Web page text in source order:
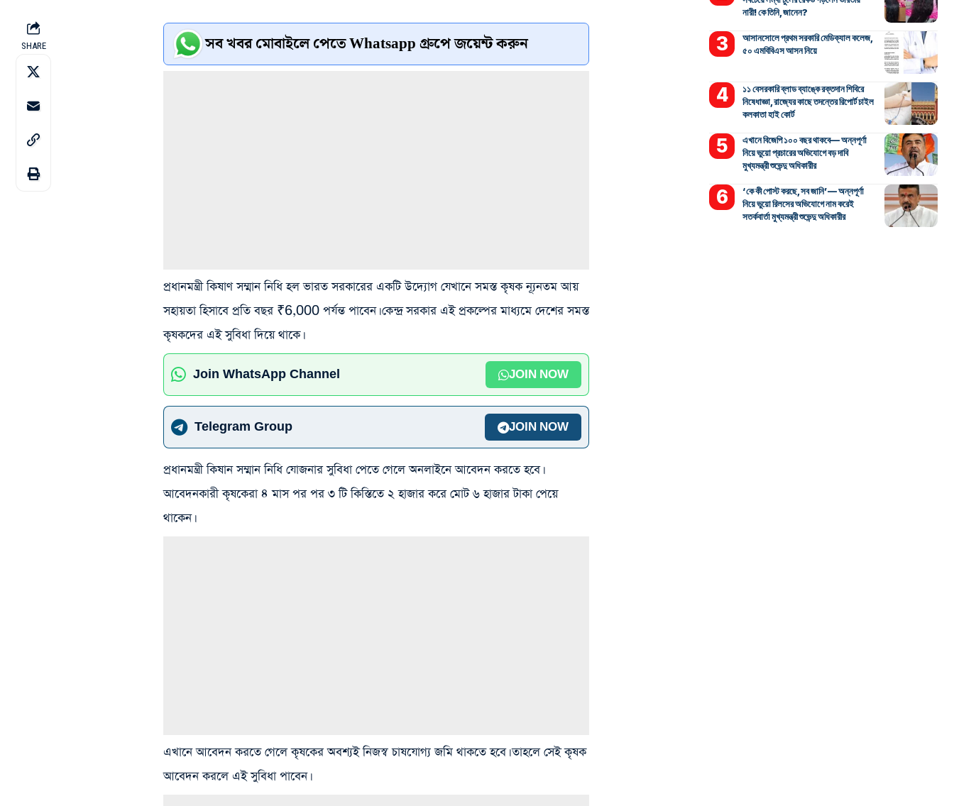
SHARE সব খবর মোবাইলে পেতে Whatsapp গ্রুপে জয়েন্ট করুন
প্রধানমন্ত্রী কিষাণ সম্মান নিধি হল ভারত সরকারের একটি উদ্যোগ যেখানে সমস্ত কৃষক ন্যূনতম আয়
সহায়তা হিসাবে প্রতি বছর ₹6,000 পর্যন্ত পাবেন। কেন্দ্র সরকার এই প্রকল্পের মাধ্যমে দেশের সমস্ত
কৃষকদের এই সুবিধা দিয়ে থাকে।
Join WhatsApp Channel JOIN NOW
Telegram Group JOIN NOW
প্রধানমন্ত্রী কিষান সম্মান নিধি যোজনার সুবিধা পেতে গেলে অনলাইনে আবেদন করতে হবে।
আবেদনকারী কৃষকেরা ৪ মাস পর পর ৩ টি কিস্তিতে ২ হাজার করে মোট ৬ হাজার টাকা পেয়ে
থাকেন।
এখানে আবেদন করতে গেলে কৃষকের অবশ্যই নিজস্ব চাষযোগ্য জমি থাকতে হবে। তাহলে সেই কৃষক
আবেদন করলে এই সুবিধা পাবেন।
নারী! কে তিনি, জানেন?
আসানসোলে প্রথম সরকারি মেডিক্যাল কলেজ,
৫০ এমবিবিএস আসন নিয়ে
১১ বেসরকারি ব্লাড ব্যাঙ্কে রক্তদান শিবিরে
নিষেধাজ্ঞা, রাজ্যের কাছে তদন্তের রিপোর্ট চাইল
কলকাতা হাই কোর্ট
এখানে বিজেপি ১০০ বছর থাকবে— অন্নপূর্ণা
নিয়ে ভুয়ো প্রচারের অভিযোগে বড় দাবি
মুখ্যমন্ত্রী শুভেন্দু অধিকারীর
‘কে কী পোস্ট করছে, সব জানি’— অন্নপূর্ণা
নিয়ে ভুয়ো রিলসের অভিযোগে নাম করেই
সতর্কবার্তা মুখ্যমন্ত্রী শুভেন্দু অধিকারীর